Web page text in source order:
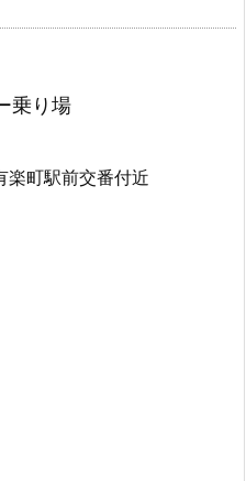
乗り場
楽町駅前交番付近